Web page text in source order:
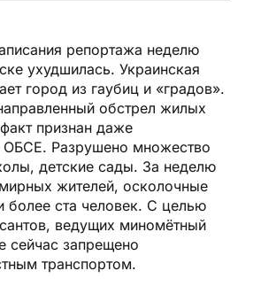
репортажа неделю
ухудшилась. Украинская
город из гаубиц и «градов».
обстрел жилых
признан даже
ОБСЕ. Разрушено множество
детские сады. За неделю
жителей, осколочные
более ста человек. С целью
ведущих миномётный
сейчас запрещено
транспортом.